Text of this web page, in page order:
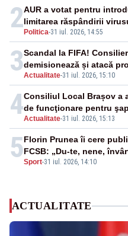
2 Politica-31 iul. 2026, 14:55
AUR a votat pentru
limitarea răspândirii
3Actualitate-31 iul. 2026, 15:10
Scandal la FIFA!
demisionează și atacă
4Actualitate-31 iul. 2026, 15:13
Consiliul Local Brașov a
de funcţionare pentru
5Sport-31 iul. 2026, 14:10
Florin Prunea îi cere
FCSB: „Du-te, nene,
ACTUALITATE